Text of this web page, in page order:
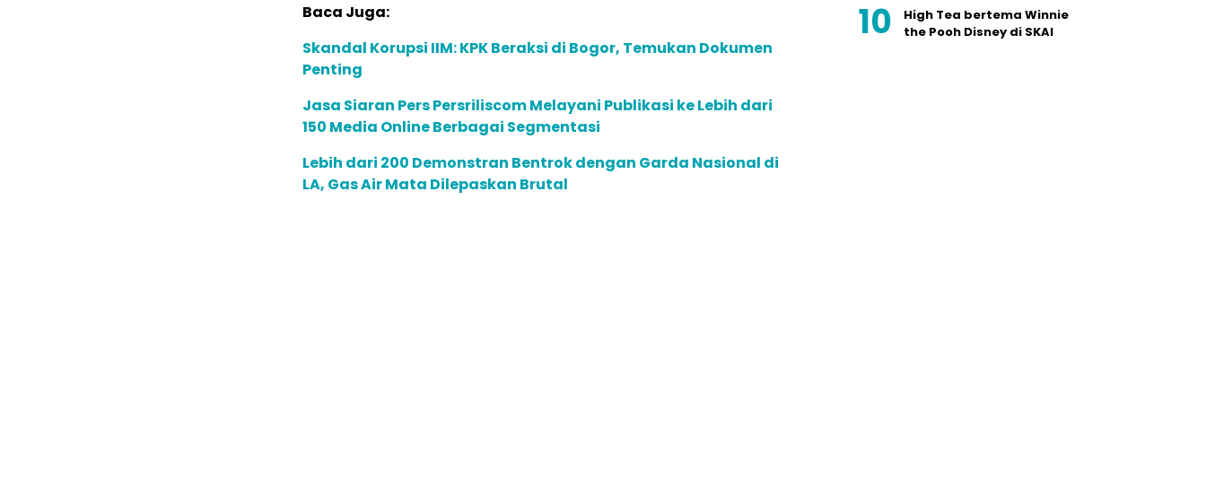
Baca Juga:
Skandal Korupsi IIM: KPK Beraksi di Bogor, Temukan Dokumen
Penting
Jasa Siaran Pers Persriliscom Melayani Publikasi ke Lebih dari
150 Media Online Berbagai Segmentasi
Lebih dari 200 Demonstran Bentrok dengan Garda Nasional di
LA, Gas Air Mata Dilepaskan Brutal
High Tea bertema Winnie
the Pooh Disney di SKAI